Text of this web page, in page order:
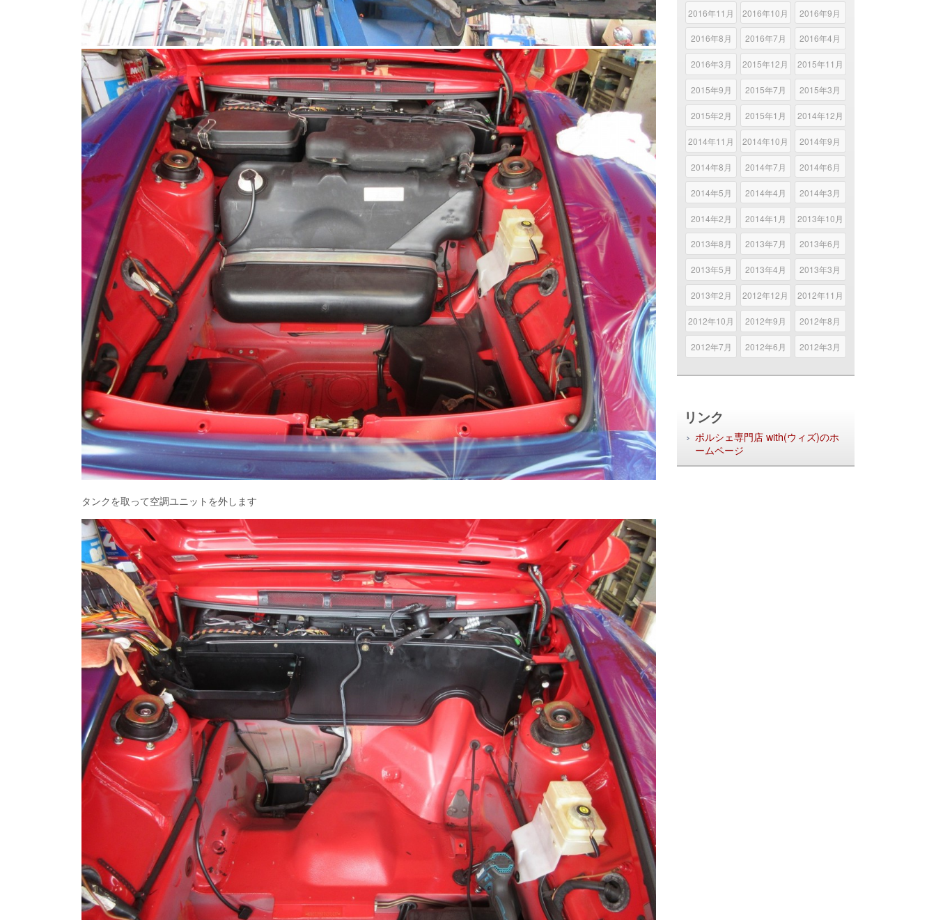
タンクを取って空調ユニットを外します
2016年11月 2016年10月 2016年9月
2016年8月 2016年7月 2016年4月
2016年3月 2015年12月 2015年11月
2015年9月 2015年7月 2015年3月
2015年2月 2015年1月 2014年12月
2014年11月 2014年10月 2014年9月
2014年8月 2014年7月 2014年6月
2014年5月 2014年4月 2014年3月
2014年2月 2014年1月 2013年10月
2013年8月 2013年7月 2013年6月
2013年5月 2013年4月 2013年3月
2013年2月 2012年12月 2012年11月
2012年10月 2012年9月 2012年8月
2012年7月 2012年6月 2012年3月
リンク
ポルシェ専門店 with(ウィズ)のホ
ームページ